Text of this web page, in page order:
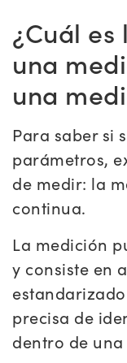
¿Cuál
una
una
Para saber si
parámetros,
de medir: la
continua.
La medición
y consiste en
precisa de
dentro de